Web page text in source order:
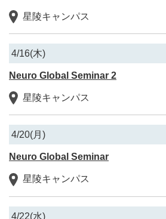
星陵キャンパス
4/16(木)
Neuro Global Seminar 2
星陵キャンパス
4/20(月)
Neuro Global Seminar
星陵キャンパス
4/22(水)